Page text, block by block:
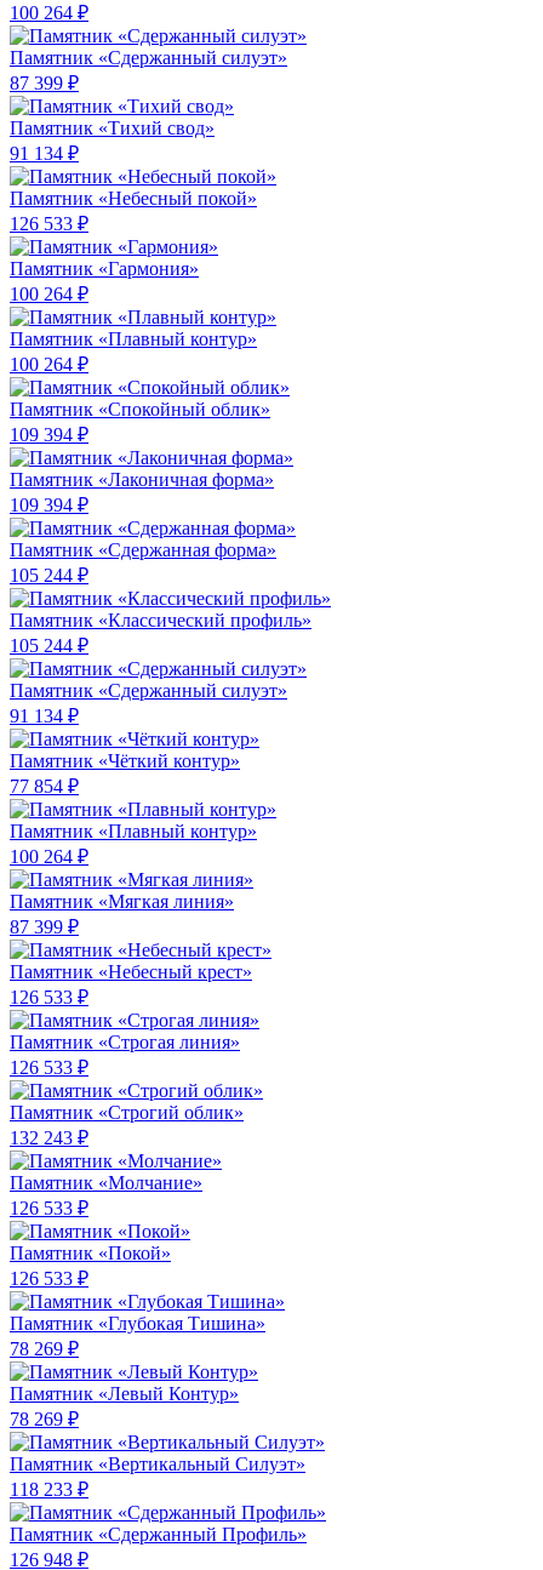
100 264 ₽
Памятник «Сдержанный силуэт»
87 399 ₽
Памятник «Тихий свод»
91 134 ₽
Памятник «Небесный покой»
126 533 ₽
Памятник «Гармония»
100 264 ₽
Памятник «Плавный контур»
100 264 ₽
Памятник «Спокойный облик»
109 394 ₽
Памятник «Лаконичная форма»
109 394 ₽
Памятник «Сдержанная форма»
105 244 ₽
Памятник «Классический профиль»
105 244 ₽
Памятник «Сдержанный силуэт»
91 134 ₽
Памятник «Чёткий контур»
77 854 ₽
Памятник «Плавный контур»
100 264 ₽
Памятник «Мягкая линия»
87 399 ₽
Памятник «Небесный крест»
126 533 ₽
Памятник «Строгая линия»
126 533 ₽
Памятник «Строгий облик»
132 243 ₽
Памятник «Молчание»
126 533 ₽
Памятник «Покой»
126 533 ₽
Памятник «Глубокая Тишина»
78 269 ₽
Памятник «Левый Контур»
78 269 ₽
Памятник «Вертикальный Силуэт»
118 233 ₽
Памятник «Сдержанный Профиль»
126 948 ₽